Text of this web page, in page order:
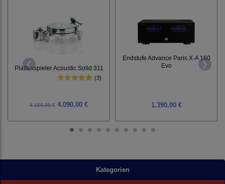
Kategorien
Plattenspieler Acoustic Solid 311
(3)
4.150,00 € 4.090,00 €
Endstufe Advance Paris X-A 160
Evo
1.390,00 €